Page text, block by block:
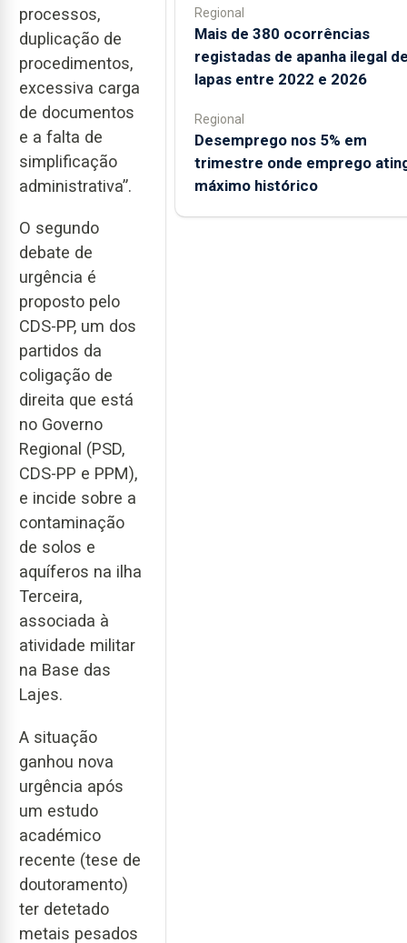
processos,
duplicação de
procedimentos,
excessiva carga
de documentos
e a falta de
simplificação
administrativa”.
O segundo
debate de
urgência é
proposto pelo
CDS-PP, um dos
partidos da
coligação de
direita que está
no Governo
Regional (PSD,
CDS-PP e PPM),
e incide sobre a
contaminação
de solos e
aquíferos na ilha
Terceira,
associada à
atividade militar
na Base das
Lajes.
A situação
ganhou nova
urgência após
um estudo
académico
recente (tese de
doutoramento)
ter detetado
metais pesados
Regional
Mais de 380 ocorrências
registadas de apanha ilegal
lapas entre 2022 e 2026
Regional
Desemprego nos 5% em
trimestre onde emprego
máximo histórico